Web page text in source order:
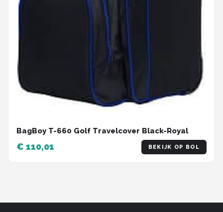
BagBoy T-660 Golf Travelcover Black-Royal
€ 110,01 BEKIJK OP BOL